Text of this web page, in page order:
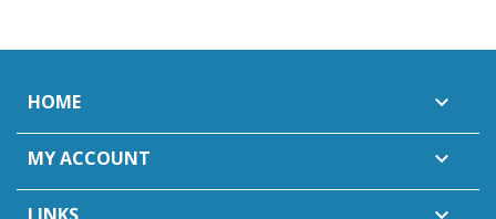
HOME 
MY ACCOUNT 